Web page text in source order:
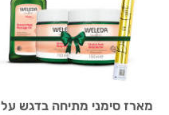
מארז סימני מתיחה בדגש על